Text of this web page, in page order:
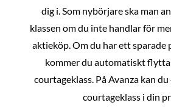
dig i. Som nybörjare ska man
klassen om du inte handlar för
aktieköp. Om du har ett sparade
kommer du automatiskt
courtageklass. På Avanza kan
courtageklass i din